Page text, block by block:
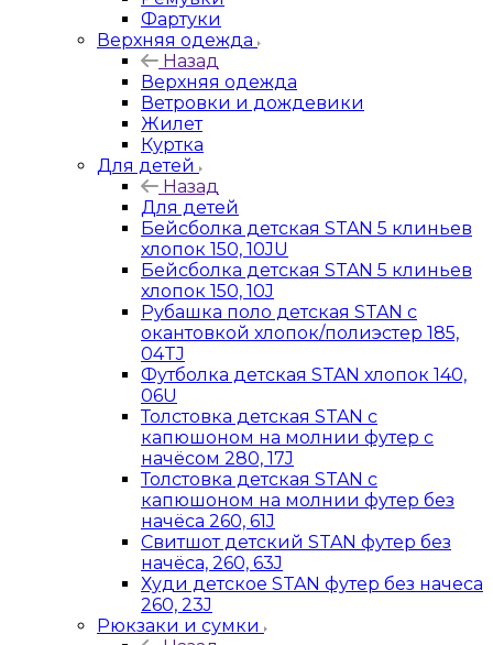
Фартуки
Верхняя одежда
Назад
Верхняя одежда
Ветровки и дождевики
Жилет
Куртка
Для детей
Назад
Для детей
Бейсболка детская STAN 5 клиньев
хлопок 150, 10JU
Бейсболка детская STAN 5 клиньев
хлопок 150, 10J
Рубашка поло детская STAN с
окантовкой хлопок/полиэстер 185,
04TJ
Футболка детская STAN хлопок 140,
06U
Толстовка детская STAN с
капюшоном на молнии футер с
начёсом 280, 17J
Толстовка детская STAN с
капюшоном на молнии футер без
начёса 260, 61J
Свитшот детский STAN футер без
начёса, 260, 63J
Худи детское STAN футер без начеса
260, 23J
Рюкзаки и сумки